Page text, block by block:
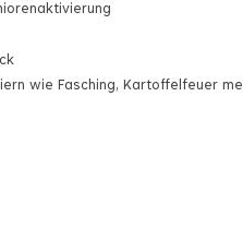
wie Fasching, Kartoffelfeuer